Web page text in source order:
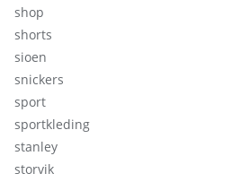
shop
shorts
sioen
snickers
sport
sportkleding
stanley
storvik